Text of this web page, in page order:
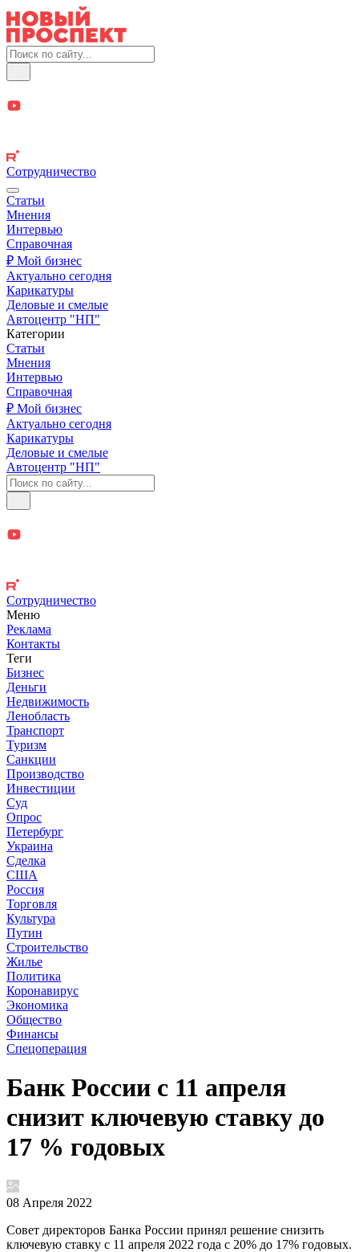
Сотрудничество
Статьи
Мнения
Интервью
Справочная
₽ Мой бизнес
Актуально сегодня
Карикатуры
Деловые и смелые
Автоцентр "НП"
Категории
Статьи
Мнения
Интервью
Справочная
₽ Мой бизнес
Актуально сегодня
Карикатуры
Деловые и смелые
Автоцентр "НП"
Сотрудничество
Меню
Реклама
Контакты
Теги
Бизнес
Деньги
Недвижимость
Ленобласть
Транспорт
Туризм
Санкции
Производство
Инвестиции
Суд
Опрос
Петербург
Украина
Сделка
США
Россия
Торговля
Культура
Путин
Строительство
Жилье
Политика
Коронавирус
Экономика
Общество
Финансы
Спецоперация
Банк России с 11 апреля
снизит ключевую ставку до
17 % годовых
08 Апреля 2022
Совет директоров Банка России принял решение снизить
ключевую ставку с 11 апреля 2022 года с 20% до 17% годовых.